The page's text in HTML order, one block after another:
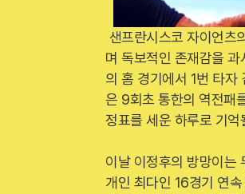
샌프란시스코 자이언츠
며 독보적인 존재감을
의 홈 경기에서 1번 타자
은 9회초 통한의 역전패
정표를 세운 하루로 기억
이날 이정후의 방망이는
개인 최다인 16경기 연